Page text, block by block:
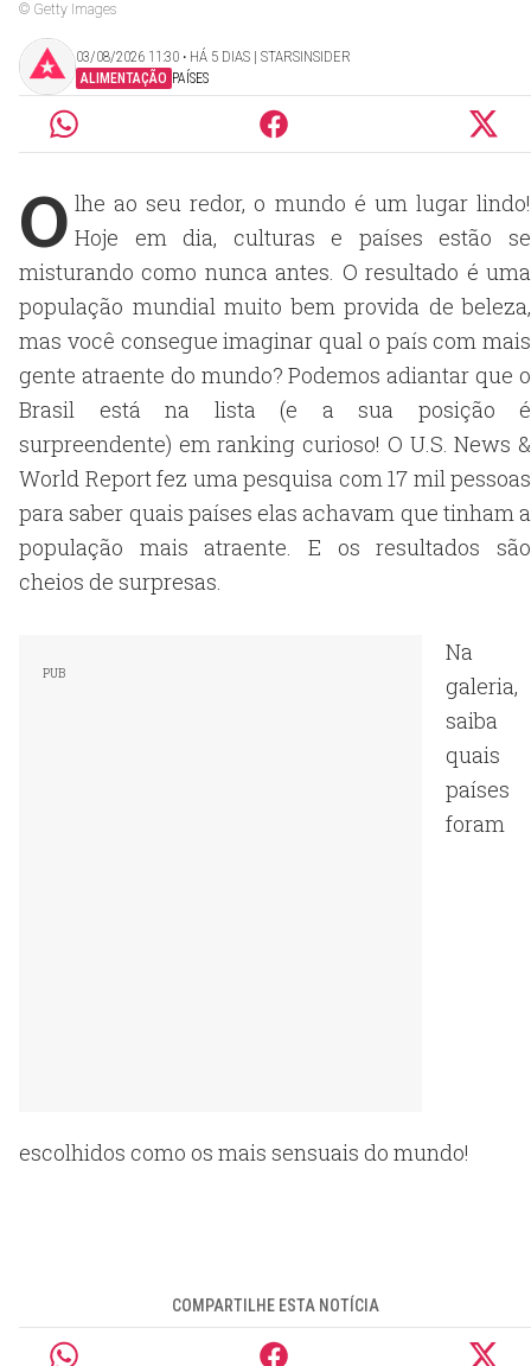
© Getty Images
03/08/2026 11:30 ‧ HÁ 5 DIAS | STARSINSIDER
ALIMENTAÇÃO PAÍSES
O lhe ao seu redor, o mundo é um lugar lindo!
Hoje em dia, culturas e países estão se
misturando como nunca antes. O resultado é uma
população mundial muito bem provida de beleza,
mas você consegue imaginar qual o país com mais
gente atraente do mundo? Podemos adiantar que o
Brasil está na lista (e a sua posição é
surpreendente) em ranking curioso! O U.S. News &
World Report fez uma pesquisa com 17 mil pessoas
para saber quais países elas achavam que tinham a
população mais atraente. E os resultados são
cheios de surpresas.
Na
galeria,
saiba
quais
países
foram
escolhidos como os mais sensuais do mundo!
COMPARTILHE ESTA NOTÍCIA